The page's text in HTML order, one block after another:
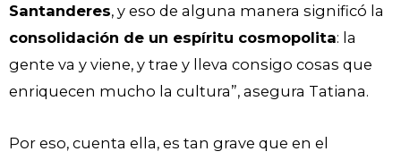
Santanderes, y eso de alguna manera significó la
consolidación de un espíritu cosmopolita: la
gente va y viene, y trae y lleva consigo cosas que
enriquecen mucho la cultura”, asegura Tatiana.
Por eso, cuenta ella, es tan grave que en el